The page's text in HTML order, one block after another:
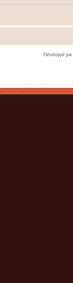
Développé par